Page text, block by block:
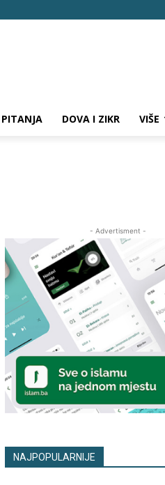
DOVA I ZIKR VIŠE
- Advertisment -
NAJPOPULARNIJE